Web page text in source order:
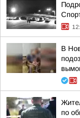
В
по